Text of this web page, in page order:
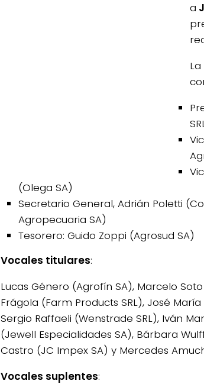
a
(Olega SA)
Secretario General, Adrián Poletti
Agropecuaria SA)
Tesorero: Guido Zoppi (Agrosud SA)
Vocales titulares:
Lucas Género (Agrofín SA), Marcelo
Frágola (Farm Products SRL), José
Sergio Raffaeli (Wenstrade SRL), Iván
(Jewell Especialidades SA), Bárbara
Castro (JC Impex SA) y Mercedes
Vocales suplentes: